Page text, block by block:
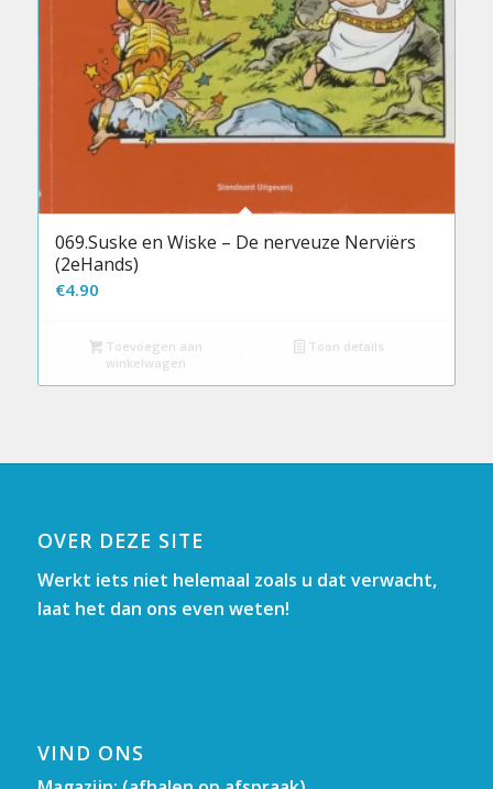
069.Suske en Wiske – De nerveuze Nerviërs
(2eHands)
€4.90
Toevoegen aan
winkelwagen
Toon details
OVER DEZE SITE
Werkt iets niet helemaal zoals u dat verwacht,
laat het dan ons even weten!
VIND ONS